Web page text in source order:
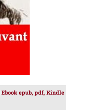
epub, pdf, Kindle